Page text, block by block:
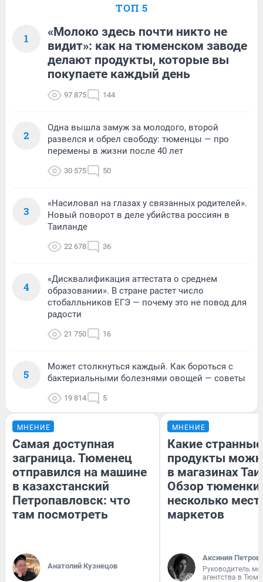
ТОП 5
1
«Молоко здесь почти никто не
видит»: как на тюменском заводе
делают продукты, которые вы
покупаете каждый день
97 875 144
2
Одна вышла замуж за молодого, второй
развелся и обрел свободу: тюменцы — про
перемены в жизни после 40 лет
30 575 50
3
«Насиловал на глазах у связанных родителей».
Новый поворот в деле убийства россиян в
Таиланде
22 678 36
4
«Дисквалификация аттестата о среднем
образовании». В стране растет число
стобалльников ЕГЭ — почему это не повод для
радости
21 750 16
5
Может столкнуться каждый. Как бороться с
бактериальными болезнями овощей — советы
19 814 5
МНЕНИЕ
Самая доступная
заграница. Тюменец
отправился на машине
в казахстанский
Петропавловск: что
там посмотреть
Анатолий Кузнецов
МНЕНИЕ
Какие странные
продукты
в магазинах
Обзор тюменки
несколько
маркетов
Аксиния
Руководитель
агентства в